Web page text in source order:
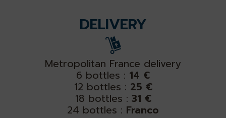
DELIVERY
Metropolitan France delivery
6 bottles : 14 €
12 bottles : 25 €
18 bottles : 31 €
24 bottles : Franco